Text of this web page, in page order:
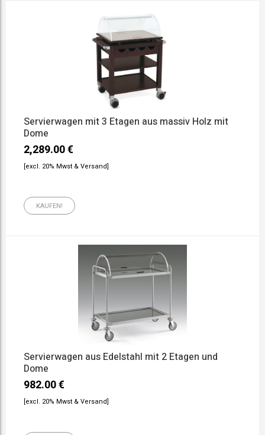
Servierwagen mit 3 Etagen aus massiv Holz mit
Dome
2,289.00€
[excl. 20% Mwst & Versand]
KAUFEN!
Servierwagen aus Edelstahl mit 2 Etagen und
Dome
982.00€
[excl. 20% Mwst & Versand]